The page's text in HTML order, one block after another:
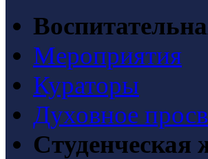
Мероприятия
Кураторы
Духовное
Студенческая